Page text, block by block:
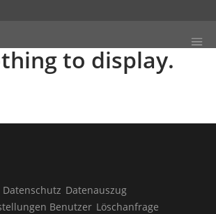
to display.
Datenschutz Datenauszug
Benutzer Löschanfrage